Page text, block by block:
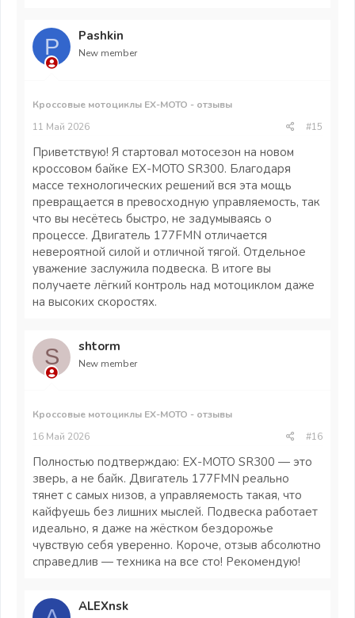
P Pashkin
New member
Кроссовые мотоциклы EX-MOTO - отзывы
11 Май 2026
#15
Приветствую! Я стартовал мотосезон на новом
кроссовом байке EX-MOTO SR300. Благодаря
массе технологических решений вся эта мощь
превращается в превосходную управляемость, так
что вы несётесь быстро, не задумываясь о
процессе. Двигатель 177FMN отличается
невероятной силой и отличной тягой. Отдельное
уважение заслужила подвеска. В итоге вы
получаете лёгкий контроль над мотоциклом даже
на высоких скоростях.
S shtorm
New member
Кроссовые мотоциклы EX-MOTO - отзывы
16 Май 2026
#16
Полностью подтверждаю: EX-MOTO SR300 — это
зверь, а не байк. Двигатель 177FMN реально
тянет с самых низов, а управляемость такая, что
кайфуешь без лишних мыслей. Подвеска работает
идеально, я даже на жёстком бездорожье
чувствую себя уверенно. Короче, отзыв абсолютно
справедлив — техника на все сто! Рекомендую!
ALEXnsk